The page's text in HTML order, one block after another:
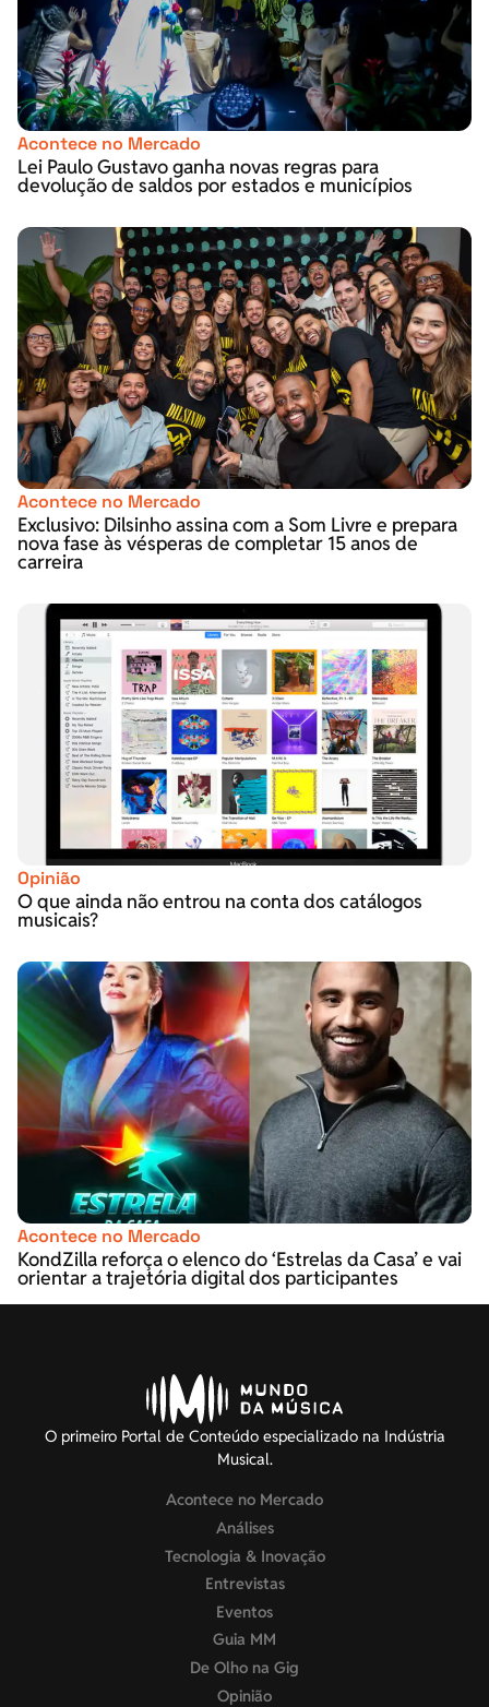
Acontece no Mercado
Lei Paulo Gustavo ganha novas regras para
devolução de saldos por estados e municípios
Acontece no Mercado
Exclusivo: Dilsinho assina com a Som Livre e prepara
nova fase às vésperas de completar 15 anos de
carreira
Opinião
O que ainda não entrou na conta dos catálogos
musicais?
Acontece no Mercado
KondZilla reforça o elenco do ‘Estrelas da Casa’ e vai
orientar a trajetória digital dos participantes
O primeiro Portal de Conteúdo especializado na Indústria
Musical.
Acontece no Mercado
Análises
Tecnologia & Inovação
Entrevistas
Eventos
Guia MM
De Olho na Gig
Opinião